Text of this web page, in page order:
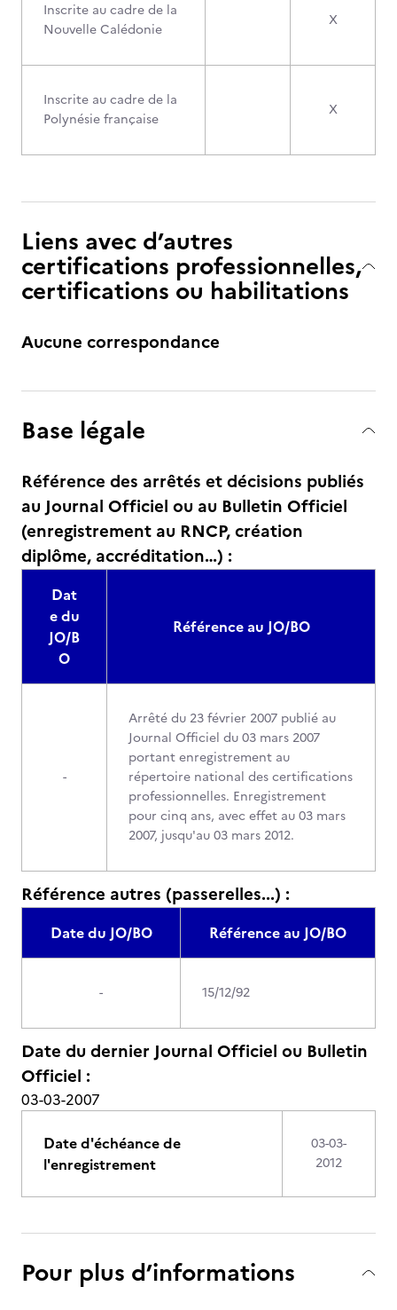
Inscrite au cadre de la
Nouvelle Calédonie
X
Inscrite au cadre de la
Polynésie française
X
Liens avec d’autres
certifications professionnelles,
certifications ou habilitations
Aucune correspondance
Base légale
Référence des arrêtés et décisions publiés
au Journal Officiel ou au Bulletin Officiel
(enregistrement au RNCP, création
diplôme, accréditation…) :
Dat
e du
JO/B
O
Référence au JO/BO
-
Arrêté du 23 février 2007 publié au
Journal Officiel du 03 mars 2007
portant enregistrement au
répertoire national des certifications
professionnelles. Enregistrement
pour cinq ans, avec effet au 03 mars
2007, jusqu'au 03 mars 2012.
Référence autres (passerelles...) :
Date du JO/BO Référence au JO/BO
- 15/12/92
Date du dernier Journal Officiel ou Bulletin
Officiel :
03-03-2007
Date d'échéance de
l'enregistrement
03-03-
2012
Pour plus d’informations